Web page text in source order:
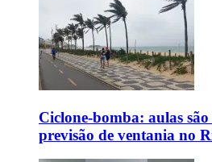
Ciclone-bomba: aulas são
previsão de ventania no